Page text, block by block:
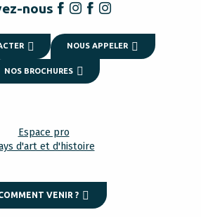
nous
NOUS APPELER
NOS BROCHURES
Espace pro
d'art et d'histoire
VENIR ?